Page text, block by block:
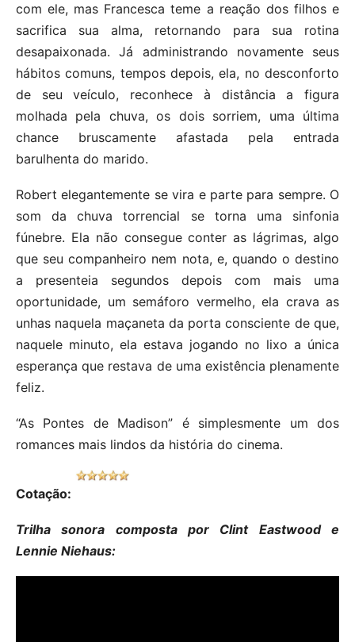
com ele, mas Francesca teme a reação dos filhos e
sacrifica sua alma, retornando para sua rotina
desapaixonada. Já administrando novamente seus
hábitos comuns, tempos depois, ela, no desconforto
de seu veículo, reconhece à distância a figura
molhada pela chuva, os dois sorriem, uma última
chance bruscamente afastada pela entrada
barulhenta do marido.
Robert elegantemente se vira e parte para sempre. O
som da chuva torrencial se torna uma sinfonia
fúnebre. Ela não consegue conter as lágrimas, algo
que seu companheiro nem nota, e, quando o destino
a presenteia segundos depois com mais uma
oportunidade, um semáforo vermelho, ela crava as
unhas naquela maçaneta da porta consciente de que,
naquele minuto, ela estava jogando no lixo a única
esperança que restava de uma existência plenamente
feliz.
“As Pontes de Madison” é simplesmente um dos
romances mais lindos da história do cinema.
Cotação:
Trilha sonora composta por Clint Eastwood e
Lennie Niehaus: